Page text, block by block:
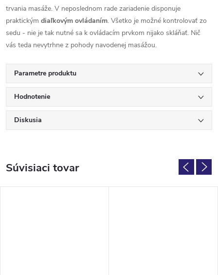
trvania masáže. V neposlednom rade zariadenie disponuje
praktickým diaľkovým ovládaním. Všetko je možné kontrolovať zo
sedu - nie je tak nutné sa k ovládacím prvkom nijako skláňať. Nič
vás teda nevytrhne z pohody navodenej masážou.
Parametre produktu
Hodnotenie
Diskusia
Súvisiaci tovar